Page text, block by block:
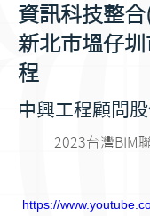
資訊科技整
新北市塭仔
程
中興工程顧問
2023台灣BIM
https://